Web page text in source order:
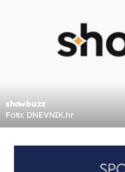
showbuzz
Foto: DNEVNIK.hr